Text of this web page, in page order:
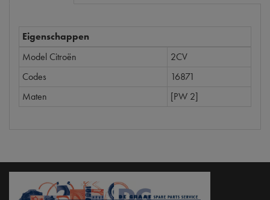
Eigenschappen
Model Citroën
2CV
Codes
16871
Maten
[PW 2]